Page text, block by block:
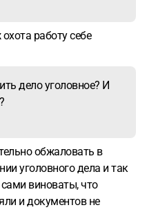
работу себе
дело уголовное? И
обжаловать в
уголовного дела и так
виноваты, что
и документов не